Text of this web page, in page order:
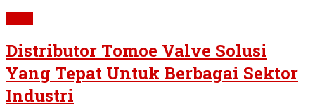
Distributor Tomoe Valve Solusi
Yang Tepat Untuk Berbagai Sektor
Industri